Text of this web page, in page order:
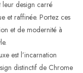
leur design carré
et raffinée. Portez ces
et de modernité à
est l’incarnation
distinctif de Chrome